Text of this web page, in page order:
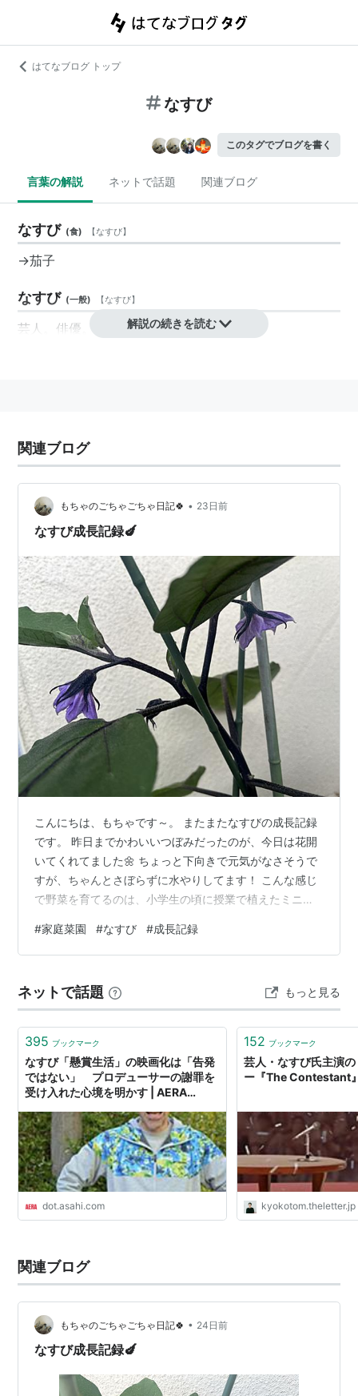
はてなブログ トップ
なすび
このタグでブログを書く
言葉の解説 ネットで話題 関連ブログ
なすび (食) 【なすび】
→茄子
なすび (一般) 【なすび】
芸人。俳優。タレント。
2005年、ドラマ「電車男」に出演。
解説の続きを読む
関連ブログ
もちゃのごちゃごちゃ日記🍀 • 23日前
なすび成長記録🍆
こんにちは、もちゃです～。 またまたなすびの成長記録
です。 昨日までかわいいつぼみだったのが、今日は花開
いてくれてました🌼 ちょっと下向きで元気がなさそうで
すが、ちゃんとさぼらずに水やりしてます！ こんな感じ
で野菜を育てるのは、小学生の頃に授業で植えたミニト
ゃ愛しく感じます😳 いい年して、なすびの成長がこんな
にも嬉しく感じるとは思っていませんでした(笑) この調
#家庭菜園 #なすび #成長記録
ネットで話題 もっと見る
395 ブックマーク
なすび「懸賞生活」の映画化は「告発
ではない」 プロデューサーの謝罪を
受け入れた心境を明かす | AERA
dot.asahi.com
152 ブックマーク
芸人・なすび氏主演
ー『The Contestant
kyokotom.theletter.jp
関連ブログ
もちゃのごちゃごちゃ日記🍀 • 24日前
なすび成長記録🍆